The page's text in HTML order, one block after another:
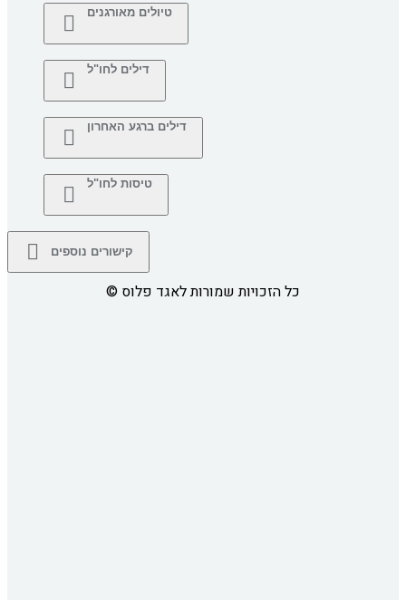
טיולים מאורגנים
דילים לחו"ל
דילים ברגע האחרון
טיסות לחו"ל
קישורים נוספים
© כל הזכויות שמורות לאגד פלוס